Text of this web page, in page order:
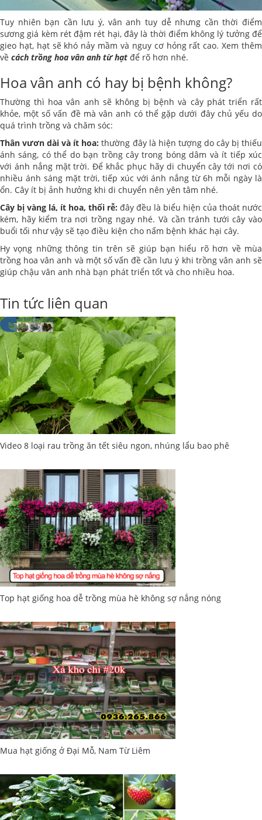
Tuy nhiên bạn cần lưu ý, vân anh tuy dễ nhưng cần thời điểm
sương giá kèm rét đậm rét hại, đây là thời điểm không lý tưởng để
gieo hạt, hạt sẽ khó nảy mầm và nguy cơ hỏng rất cao. Xem thêm
về cách trồng hoa vân anh từ hạt để rõ hơn nhé.
Hoa vân anh có hay bị bệnh không?
Thường thì hoa vân anh sẽ không bị bệnh và cây phát triển rất
khỏe, một số vấn đề mà vân anh có thể gặp dưới đây chủ yếu do
quá trình trồng và chăm sóc:
Thân vươn dài và ít hoa: thường đây là hiện tượng do cây bị thiếu
ánh sáng, có thể do bạn trồng cây trong bóng dâm và ít tiếp xúc
với ánh nắng mặt trời. Để khắc phục hãy di chuyển cây tới nơi có
nhiều ánh sáng mặt trời, tiếp xúc với ánh nắng từ 6h mỗi ngày là
ổn. Cây ít bị ảnh hưởng khi di chuyển nên yên tâm nhé.
Cây bị vàng lá, ít hoa, thối rễ: đây đều là biểu hiện của thoát nước
kém, hãy kiểm tra nơi trồng ngay nhé. Và cần tránh tưới cây vào
buổi tối như vậy sẽ tạo điều kiện cho nấm bệnh khác hại cây.
Hy vọng những thông tin trên sẽ giúp bạn hiểu rõ hơn về mùa
trồng hoa vân anh và một số vấn đề cần lưu ý khi trồng vân anh sẽ
giúp chậu vân anh nhà bạn phát triển tốt và cho nhiều hoa.
Tin tức liên quan
Video 8 loại rau trồng ăn tết siêu ngon, nhúng lẩu bao phê
Top hạt giống hoa dễ trồng mùa hè không sợ nắng nóng
Mua hạt giống ở Đại Mỗ, Nam Từ Liêm